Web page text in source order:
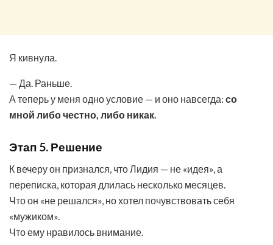
Я кивнула.
— Да. Раньше.
А теперь у меня одно условие — и оно навсегда: со
мной либо честно, либо никак.
Этап 5. Решение
К вечеру он признался, что Лидия — не «идея», а
переписка, которая длилась несколько месяцев.
Что он «не решался», но хотел почувствовать себя
«мужиком».
Что ему нравилось внимание.